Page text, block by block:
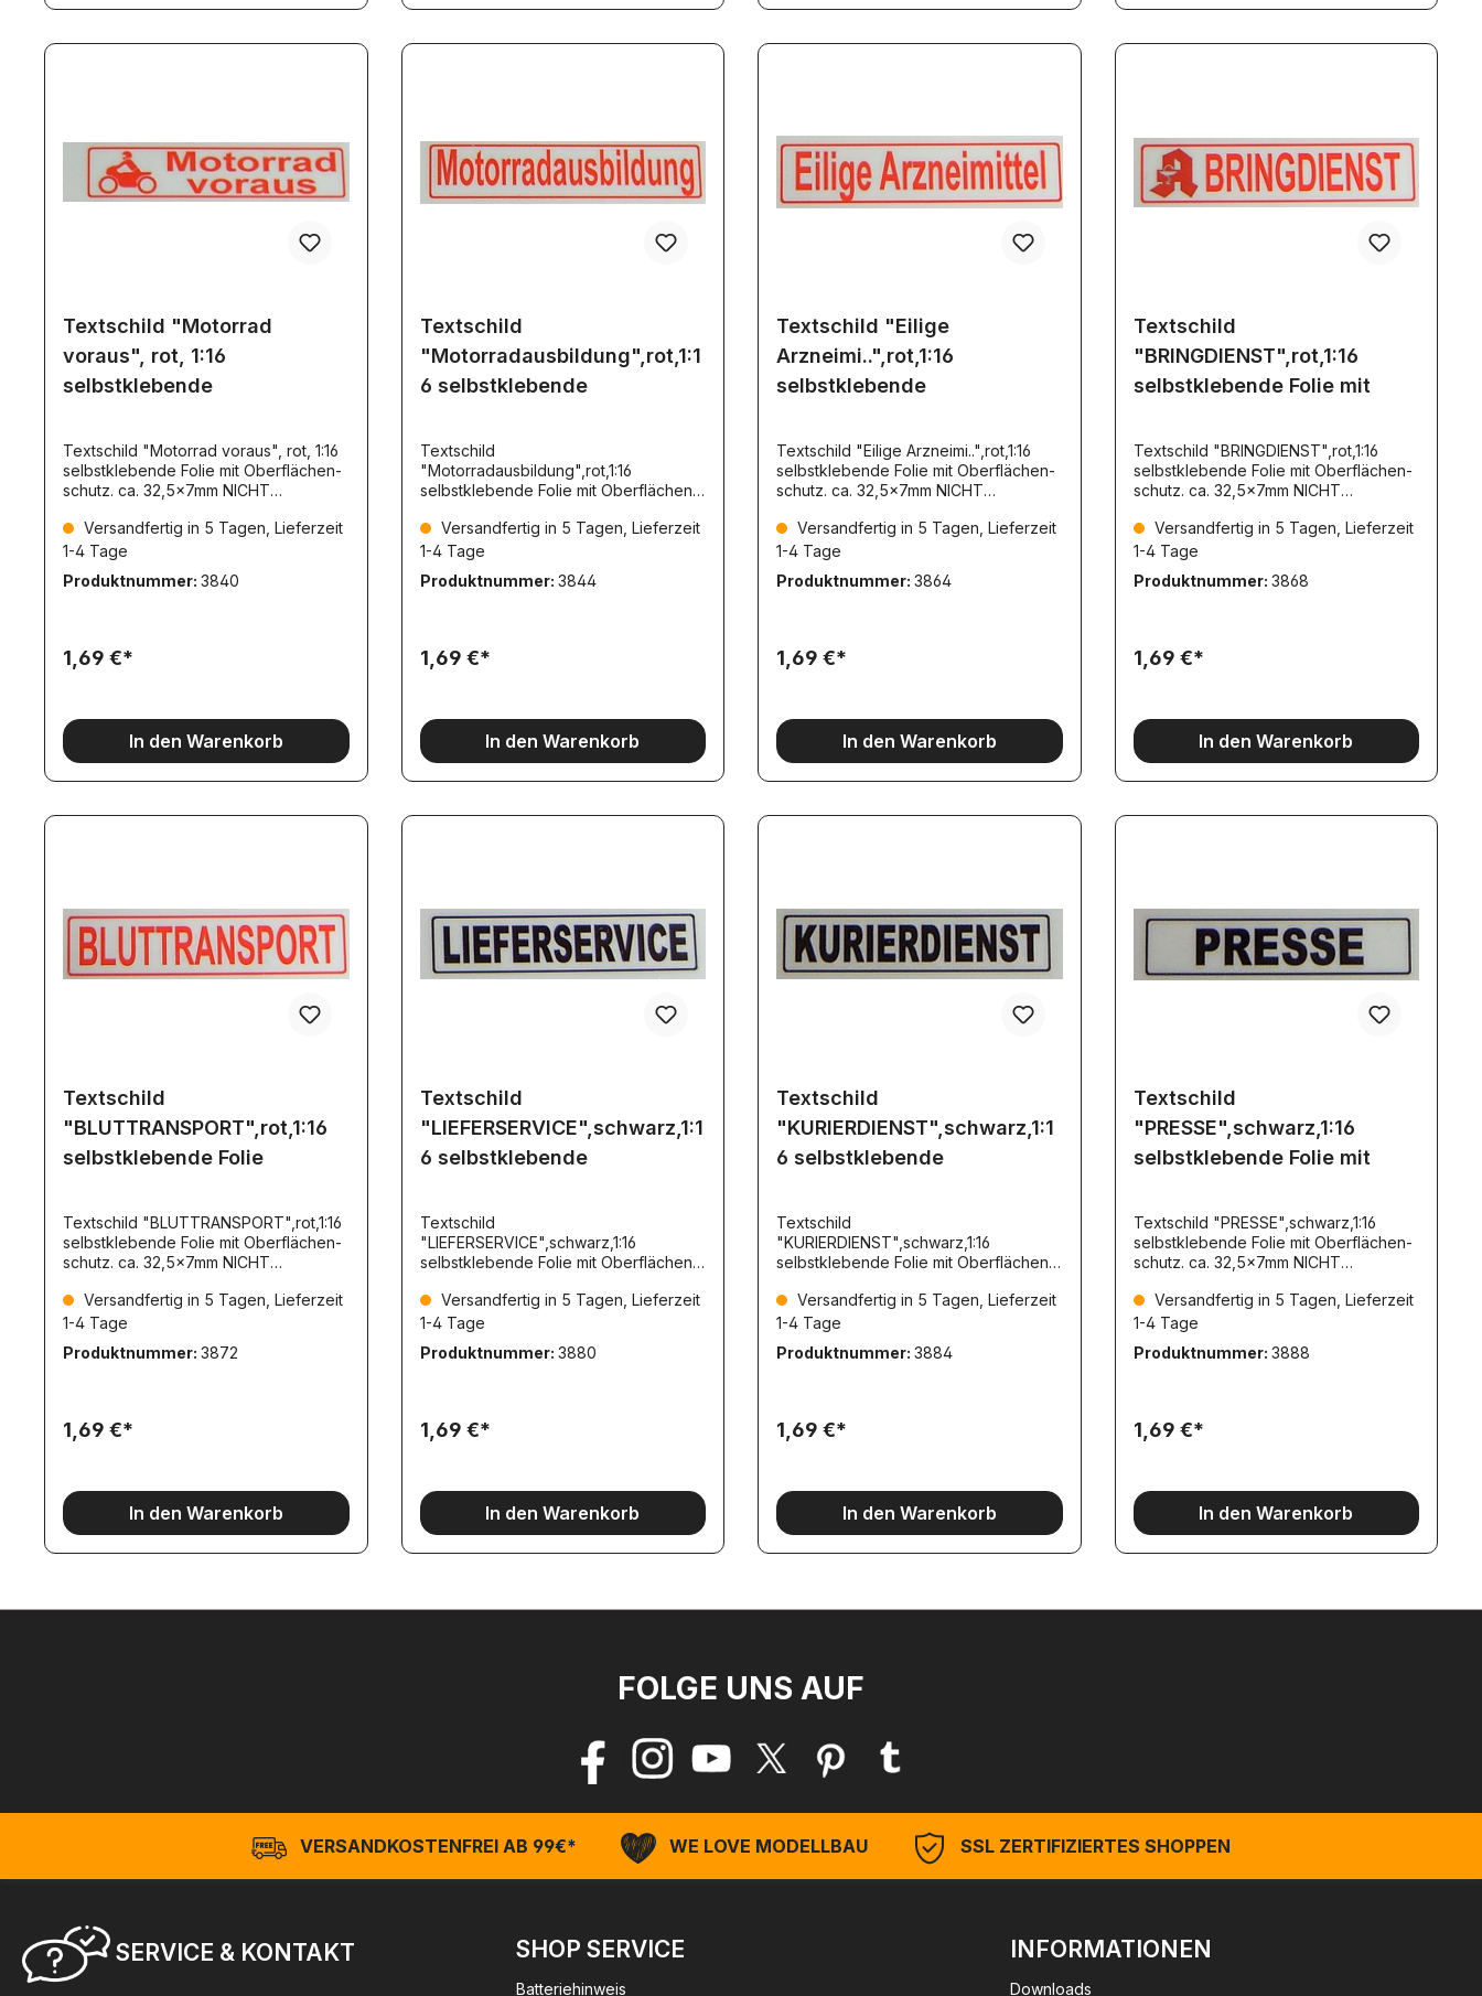
Textschild "Motorrad
voraus", rot, 1:16
selbstklebende
Textschild "Motorrad voraus", rot, 1:16
selbstklebende Folie mit Oberflächen-
schutz. ca. 32,5x7mm NICHT
Versandfertig in 5 Tagen, Lieferzeit
1-4 Tage
Produktnummer: 3840
1,69 €*
In den Warenkorb
Textschild
"Motorradausbildung",rot,1:1
6 selbstklebende
Textschild
"Motorradausbildung",rot,1:16
selbstklebende Folie mit Oberflächen-
reflektierend TS004
Versandfertig in 5 Tagen, Lieferzeit
1-4 Tage
Produktnummer: 3844
1,69 €*
In den Warenkorb
Textschild "Eilige
Arzneimi..",rot,1:16
selbstklebende
Textschild "Eilige Arzneimi..",rot,1:16
selbstklebende Folie mit Oberflächen-
schutz. ca. 32,5x7mm NICHT
Versandfertig in 5 Tagen, Lieferzeit
1-4 Tage
Produktnummer: 3864
1,69 €*
In den Warenkorb
Textschild
"BRINGDIENST",rot,1:16
selbstklebende Folie mit
Textschild "BRINGDIENST",rot,1:16
selbstklebende Folie mit Oberflächen-
schutz. ca. 32,5x7mm NICHT
Versandfertig in 5 Tagen, Lieferzeit
1-4 Tage
Produktnummer: 3868
1,69 €*
In den Warenkorb
Textschild
"BLUTTRANSPORT",rot,1:16
selbstklebende Folie
Textschild "BLUTTRANSPORT",rot,1:16
selbstklebende Folie mit Oberflächen-
schutz. ca. 32,5x7mm NICHT
Versandfertig in 5 Tagen, Lieferzeit
1-4 Tage
Produktnummer: 3872
1,69 €*
In den Warenkorb
Textschild
"LIEFERSERVICE",schwarz,1:1
6 selbstklebende
Textschild
"LIEFERSERVICE",schwarz,1:16
selbstklebende Folie mit Oberflächen-
reflektierend TS013
Versandfertig in 5 Tagen, Lieferzeit
1-4 Tage
Produktnummer: 3880
1,69 €*
In den Warenkorb
Textschild
"KURIERDIENST",schwarz,1:1
6 selbstklebende
Textschild
"KURIERDIENST",schwarz,1:16
selbstklebende Folie mit Oberflächen-
reflektierend TS014
Versandfertig in 5 Tagen, Lieferzeit
1-4 Tage
Produktnummer: 3884
1,69 €*
In den Warenkorb
Textschild
"PRESSE",schwarz,1:16
selbstklebende Folie mit
Textschild "PRESSE",schwarz,1:16
selbstklebende Folie mit Oberflächen-
schutz. ca. 32,5x7mm NICHT
Versandfertig in 5 Tagen, Lieferzeit
1-4 Tage
Produktnummer: 3888
1,69 €*
In den Warenkorb
FOLGE UNS AUF
VERSANDKOSTENFREI AB 99€* WE LOVE MODELLBAU SSL ZERTIFIZIERTES SHOPPEN
SERVICE & KONTAKT SHOP SERVICE
Batteriehinweis
INFORMATIONEN
Downloads